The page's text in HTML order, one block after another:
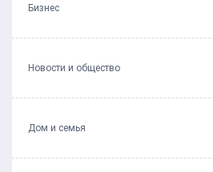
Бизнес
Новости и общество
Дом и семья